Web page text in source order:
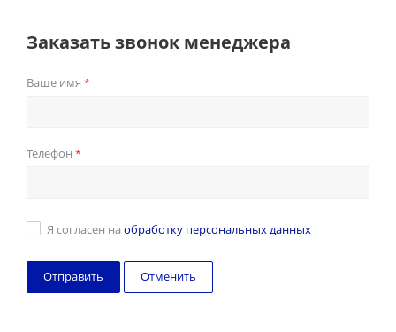
Заказать звонок менеджера
Ваше имя *
Телефон *
Я согласен на обработку персональных данных
Отменить